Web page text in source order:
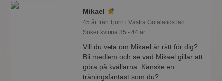
Mikael
45 år från Tjörn i Västra Götalands län
Söker kvinna 35 - 44 år
Vill du veta om Mikael är rätt för dig?
Bli medlem och se vad Mikael gillar att
göra på kvällarna. Kanske en
träningsfantast som du?